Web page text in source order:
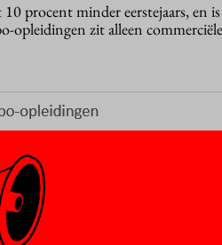
procent minder eerstejaars, en
opleidingen zit alleen